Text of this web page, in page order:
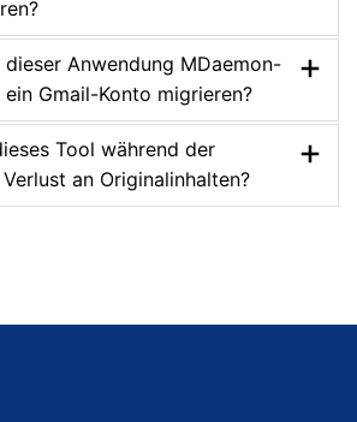
Tool während der
an Originalinhalten?